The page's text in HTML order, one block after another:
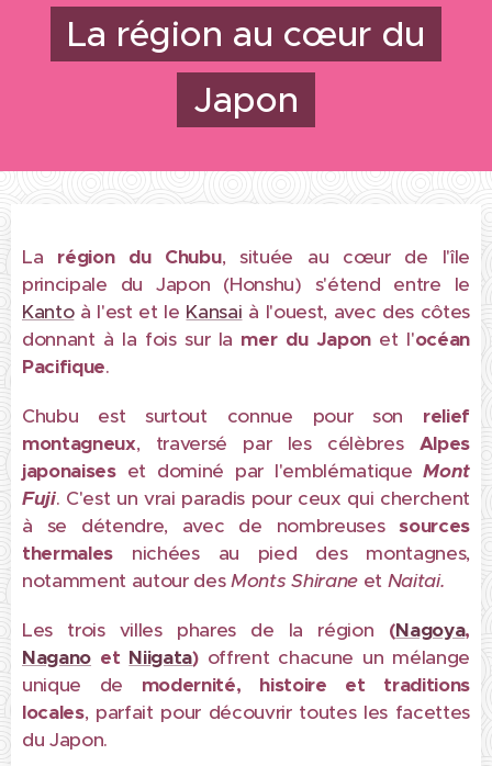
La région au cœur du
Japon
La région du Chubu, située au cœur de l'île
principale du Japon (Honshu) s'étend entre le
Kantoà l'est et le Kansai à l'ouest, avec des côtes
donnant à la fois sur la mer du Japon et l'océan
Pacifique.
Chubu est surtout connue pour son relief
montagneux, traversé par les célèbres Alpes
japonaiseset dominé par l'emblématiqueMont
Fuji. C'est un vrai paradis pour ceux qui cherchent
à se détendre, avec de nombreusessources
thermales nichées au pied des montagnes,
notamment autour desMonts Shiraneet Naitai.
Les trois villes phares de la région (Nagoya,
Nagano et Niigata)offrent chacune un mélange
unique de modernité, histoire et traditions
locales, parfait pour découvrir toutes les facettes
du Japon.